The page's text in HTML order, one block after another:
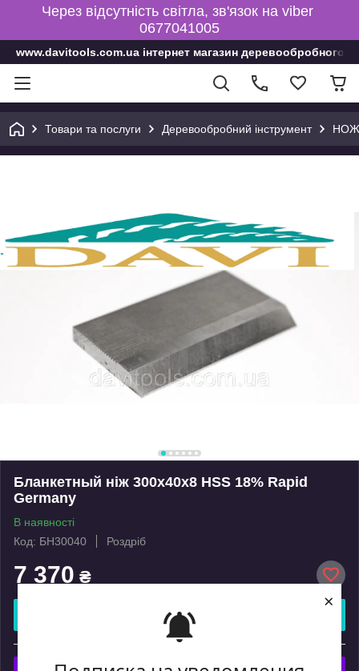
×
Через відсутність світла, зв'язок на viber
0677041005
www.davitools.com.ua інтернет магазин деревообробного
Товари та послуги Деревообробний інструмент
Бланкетный ніж 300х40х8 HSS 18% Rapid
Germany
В наявності
Код: БН30040
Роздріб
7 370 ₴
Купити
або